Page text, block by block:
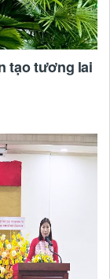
tạo tương lai